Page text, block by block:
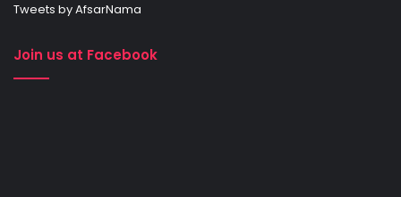
Tweets by AfsarNama
Join us at Facebook